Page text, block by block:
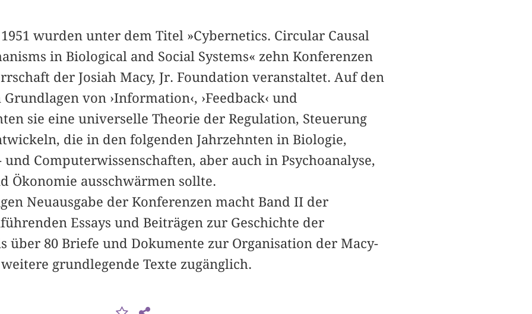
wurden unter dem Titel »Cybernetics. Circular Causal
in Biological and Social Systems« zehn Konferenzen
der Josiah Macy, Jr. Foundation veranstaltet. Auf den
von ›Information‹, ›Feedback‹ und
sie eine universelle Theorie der Regulation, Steuerung
die in den folgenden Jahrzehnten in Biologie,
und Computerwissenschaften, aber auch in Psychoanalyse,
Ökonomie ausschwärmen sollte.
Neuausgabe der Konferenzen macht Band II der
Essays und Beiträgen zur Geschichte der
über 80 Briefe und Dokumente zur Organisation der Macy-
grundlegende Texte zugänglich.